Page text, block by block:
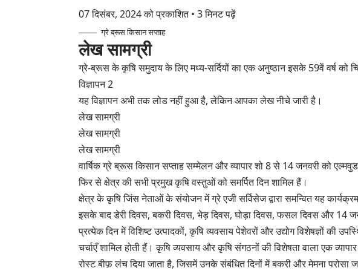
07 दिसंबर, 2024 को प्रकाशित• 3 मिनट पढ़ें
ग्रे ब्रूस किसान सप्ताह
लेख सामग्री
ग्रे-ब्रूस के कृषि समुदाय के लिए मध्य-सर्दियों का एक अनुष्ठान इसके 59वें वर्ष को
विज्ञापन 2
यह विज्ञापन अभी तक लोड नहीं हुआ है, लेकिन आपका लेख नीचे जारी है।
लेख सामग्री
लेख सामग्री
लेख सामग्री
वार्षिक ग्रे ब्रूस किसान सप्ताह सम्मेलन और व्यापार शो 8 से 14 जनवरी को
फिर से क्षेत्र की सभी प्रमुख कृषि वस्तुओं को समर्पित दिन शामिल हैं।
क्षेत्र के कृषि जिंस नेताओं के संयोजन में ग्रे एजी सर्विसेज द्वारा समन्वित यह
इसके बाद डेरी दिवस, बकरी दिवस, भेड़ दिवस, घोड़ा दिवस, फसल दिवस और 14
प्रत्येक दिन में विशिष्ट उत्पादकों, कृषि व्यवसाय पेशेवरों और उद्योग विशेषज्ञों की
चर्चाएँ शामिल होती हैं। कृषि व्यवसाय और कृषि संगठनों की विशेषता वाला एक
रोस्ट बीफ़ लंच दिया जाता है, जिसमें उनके संबंधित दिनों में बकरी और मेमना परोसा